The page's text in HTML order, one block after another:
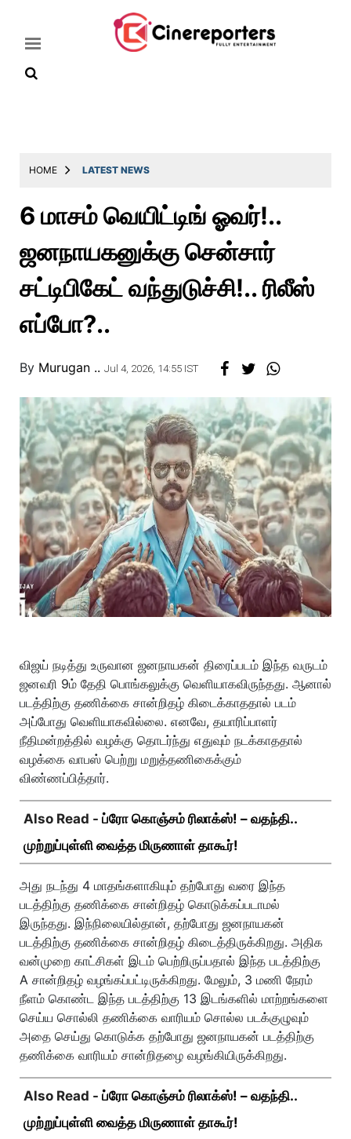
Latest
Throwback
Television
Reviews
Photos
Story
HOME LATEST NEWS
6 மாசம் வெயிட்டிங் ஓவர்!..
ஜனநாயகனுக்கு சென்சார்
சட்டிபிகேட் வந்துடுச்சி!.. ரிலீஸ்
எப்போ?..
By Murugan .. Jul 4, 2026, 14:55 IST
விஜய் நடித்து உருவான ஜனநாயகன் திரைப்படம் இந்த வருடம்
ஜனவரி 9ம் தேதி பொங்கலுக்கு வெளியாகவிருந்தது. ஆனால்
படத்திற்கு தணிக்கை சான்றிதழ் கிடைக்காததால் படம்
அப்போது வெளியாகவில்லை. எனவே, தயாரிப்பாளர்
நீதிமன்றத்தில் வழக்கு தொடர்ந்து எதுவும் நடக்காததால்
வழக்கை வாபஸ் பெற்று மறுத்தணிகைக்கும்
விண்ணப்பித்தார்.
Also Read - ப்ரோ கொஞ்சம் ரிலாக்ஸ்! – வதந்தி..
முற்றுப்புள்ளி வைத்த மிருணாள் தாகூர்!
அது நடந்து 4 மாதங்களாகியும் தற்போது வரை இந்த
படத்திற்கு தணிக்கை சான்றிதழ் கொடுக்கப்படாமல்
இருந்தது. இந்நிலையில்தான், தற்போது ஜனநாயகன்
படத்திற்கு தணிக்கை சான்றிதழ் கிடைத்திருக்கிறது. அதிக
வன்முறை காட்சிகள் இடம் பெற்றிருப்பதால் இந்த படத்திற்கு
A சான்றிதழ் வழங்கப்பட்டிருக்கிறது. மேலும், 3 மணி நேரம்
நீளம் கொண்ட இந்த படத்திற்கு 13 இடங்களில் மாற்றங்களை
செய்ய சொல்லி தணிக்கை வாரியம் சொல்ல படக்குழுவும்
அதை செய்து கொடுக்க தற்போது ஜனநாயகன் படத்திற்கு
தணிக்கை வாரியம் சான்றிதழை வழங்கியிருக்கிறது.
Also Read - ப்ரோ கொஞ்சம் ரிலாக்ஸ்! – வதந்தி..
முற்றுப்புள்ளி வைத்த மிருணாள் தாகூர்!